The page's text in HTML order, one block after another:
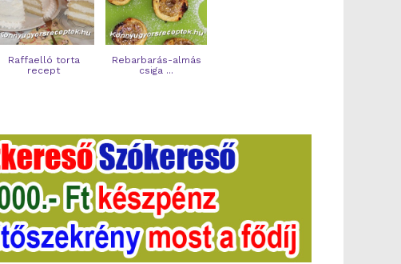
Raffaelló torta
recept
Rebarbarás-almás
csiga ...